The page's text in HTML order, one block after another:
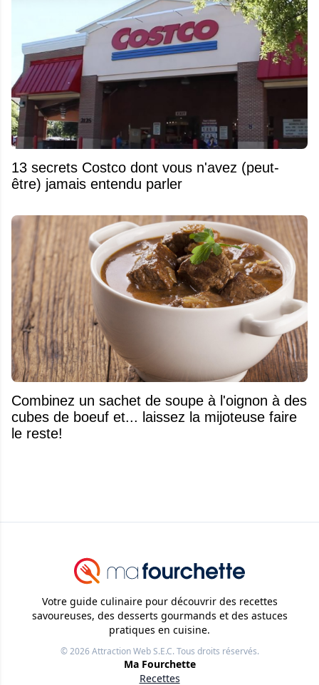
13 secrets Costco dont vous n'avez (peut-
être) jamais entendu parler
Combinez un sachet de soupe à l'oignon à des
cubes de boeuf et... laissez la mijoteuse faire
le reste!
Votre guide culinaire pour découvrir des recettes
savoureuses, des desserts gourmands et des astuces
pratiques en cuisine.
© 2026Attraction Web S.E.C.Tous droits réservés.
Ma Fourchette
Recettes